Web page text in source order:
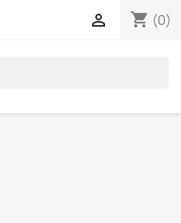
shopping_cart (0)
